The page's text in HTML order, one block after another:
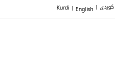
کوردی |
English
|
Kurdi